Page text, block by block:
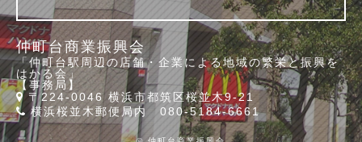
仲町台商業振興会
「仲町台駅周辺の店舗・企業による地域の繁栄と振興を
はかる会」
【事務局】
〒224-0046 横浜市都筑区桜並木9-21
横浜桜並木郵便局内 080-5184-6661